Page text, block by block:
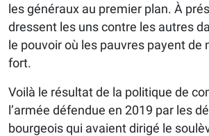
les généraux au premier plan. À
dressent les uns contre les autres
le pouvoir où les pauvres payent de
fort.
Voilà le résultat de la politique de
l’armée défendue en 2019 par les
bourgeois qui avaient dirigé le